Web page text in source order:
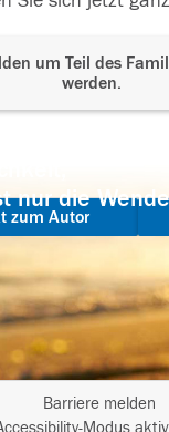
um Teil des
werden.
nur die
zum Autor
Barriere melden
Modus